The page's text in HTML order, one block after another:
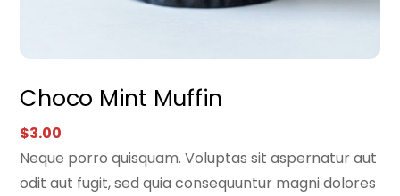
Choco Mint Muffin
$3.00
Neque porro quisquam. Voluptas sit aspernatur aut
odit aut fugit, sed quia consequuntur magni dolores